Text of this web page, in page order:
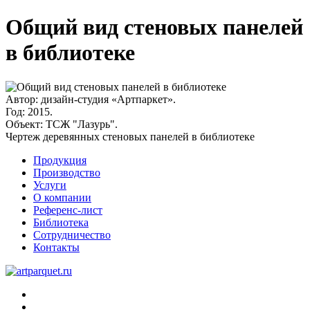
Общий вид стеновых панелей
в библиотеке
Автор: дизайн-студия «Артпаркет».
Год: 2015.
Объект: ТСЖ "Лазурь".
Чертеж деревянных стеновых панелей в библиотеке
Продукция
Производство
Услуги
О компании
Референс-лист
Библиотека
Сотрудничество
Контакты